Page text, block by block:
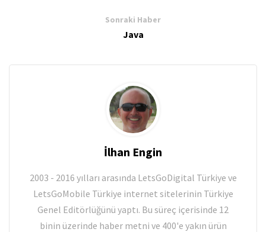
Sonraki Haber
Java
İlhan Engin
2003 - 2016 yılları arasında LetsGoDigital Türkiye ve
LetsGoMobile Türkiye internet sitelerinin Türkiye
Genel Editörlüğünü yaptı. Bu süreç içerisinde 12
binin üzerinde haber metni ve 400'e yakın ürün